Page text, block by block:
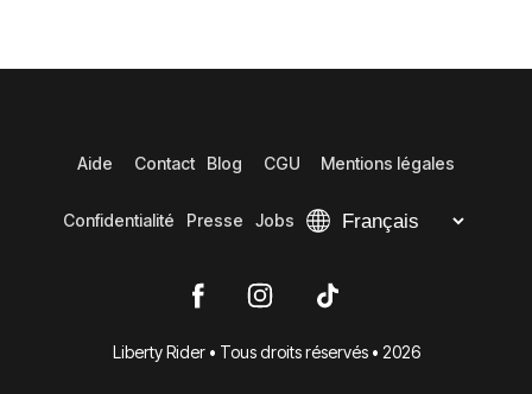
Aide Contact Blog CGU Mentions légales
Confidentialité Presse Jobs
Liberty Rider • Tous droits réservés • 2026